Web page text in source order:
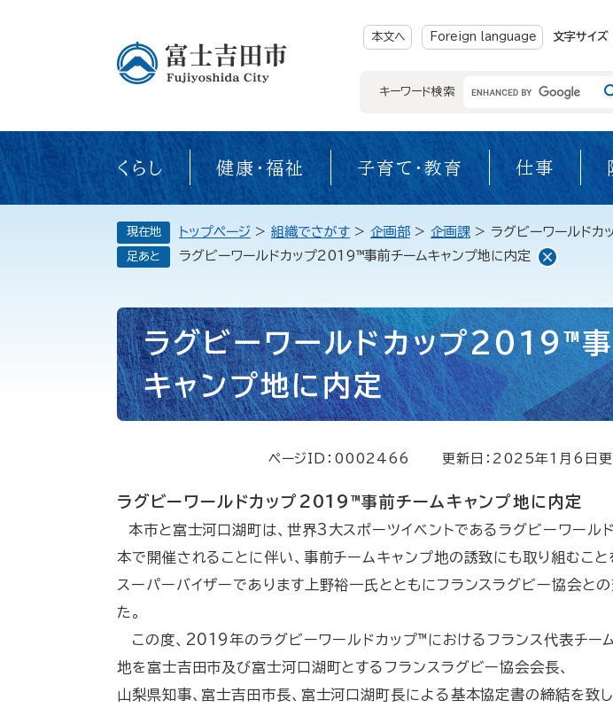
本文へ Foreign language 文字サイズ
キーワード検索
くらし 健康・福祉 子育て・教育 仕事
現在地 トップページ > 組織でさがす > 企画部 > 企画課 > ラグビーワールド
足あと ラグビーワールドカップ2019™事前チームキャンプ地に内定
本
文
ラグビーワールドカップ2019™
キャンプ地に内定
ページID：0002466 更新日：2025年1月6日
ラグビーワールドカップ2019™事前チームキャンプ地に内定
本市と富士河口湖町は、世界3大スポーツイベントであるラグビーワー
本で開催されることに伴い、事前チームキャンプ地の誘致にも取り組むこ
スーパーバイザーであります上野裕一氏とともにフランスラグビー協会と
た。
この度、2019年のラグビーワールドカップ™におけるフランス代表チー
地を富士吉田市及び富士河口湖町とするフランスラグビー協会会長、
山梨県知事、富士吉田市長、富士河口湖町長による基本協定書の締結を致し